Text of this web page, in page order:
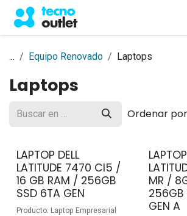
Ir al contenido
... Equipo Renovado Laptops
Laptops
Ordenar por
LAPTOP DELL
LATITUDE 7470 CI5 /
16 GB RAM / 256GB
SSD 6TA GEN
Producto: Laptop Empresarial
MR /
256GB
GEN A